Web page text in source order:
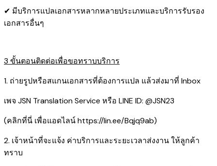
✔ มีบริการแปลเอกสารหลากหลายประเภทและบริการรับรอง​
เอกสารอื่นๆ
3 ขั้นตอนติดต่อเพื่อขอทราบบริการ
1. ถ่ายรูปหรือสแกนเอกสารที่ต้องการแปล แล้วส่งมาที่ Inbox
เพจ JSN Translation Service หรือ LINE ID: @JSN23
(คลิกที่นี่ เพื่อแอดไลน์https://lin.ee/Bqjq9ab)
2. เจ้าหน้าที่จะแจ้ง ค่าบริการและระยะเวลาส่งงาน ให้ลูกค้า
ทราบ